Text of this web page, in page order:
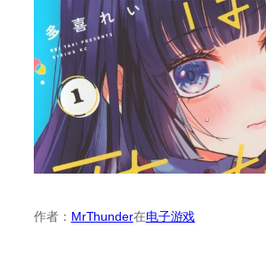
作者： MrThunder在电子游戏